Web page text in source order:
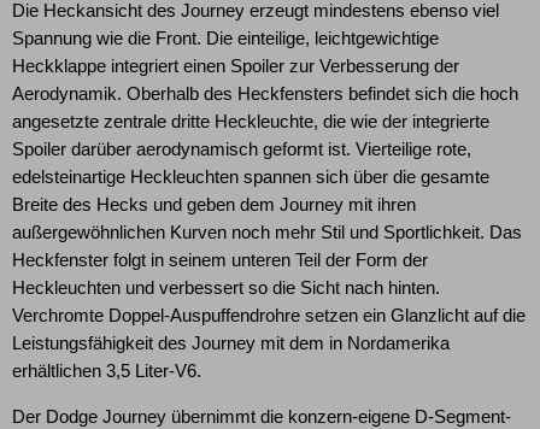
Die Heckansicht des Journey erzeugt mindestens ebenso viel
Spannung wie die Front. Die einteilige, leichtgewichtige
Heckklappe integriert einen Spoiler zur Verbesserung der
Aerodynamik. Oberhalb des Heckfensters befindet sich die hoch
angesetzte zentrale dritte Heckleuchte, die wie der integrierte
Spoiler darüber aerodynamisch geformt ist. Vierteilige rote,
edelsteinartige Heckleuchten spannen sich über die gesamte
Breite des Hecks und geben dem Journey mit ihren
außergewöhnlichen Kurven noch mehr Stil und Sportlichkeit. Das
Heckfenster folgt in seinem unteren Teil der Form der
Heckleuchten und verbessert so die Sicht nach hinten.
Verchromte Doppel-Auspuffendrohre setzen ein Glanzlicht auf die
Leistungsfähigkeit des Journey mit dem in Nordamerika
erhältlichen 3,5 Liter-V6.
Der Dodge Journey übernimmt die konzern-eigene D-Segment-